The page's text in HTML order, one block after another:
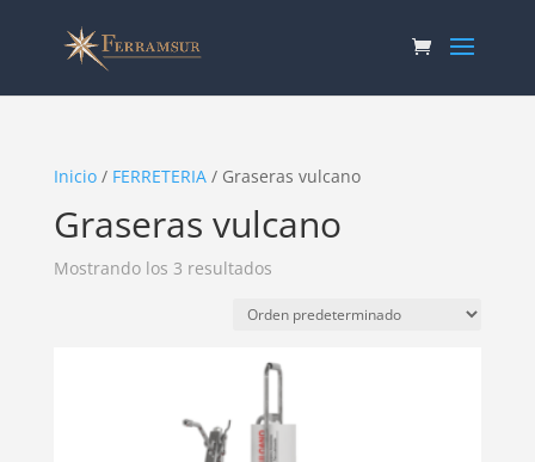
Inicio/ FERRETERIA/ Graseras vulcano
Graseras vulcano
Mostrando los 3 resultados